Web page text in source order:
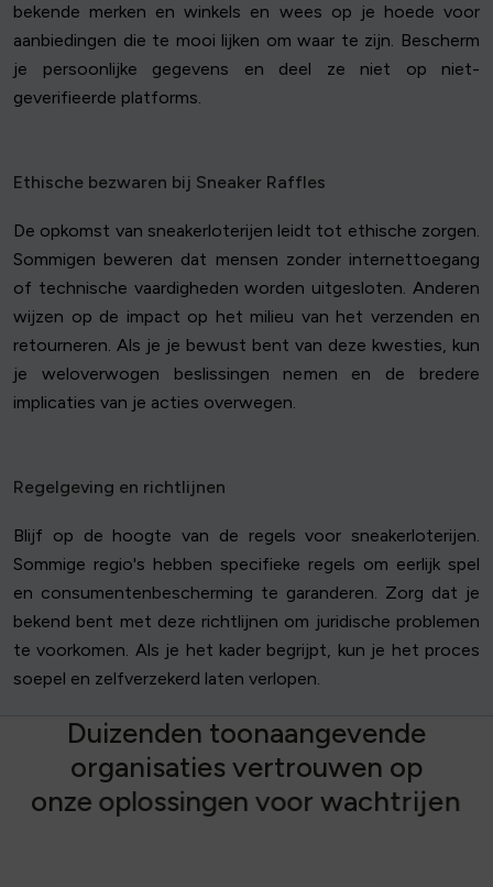
bekende merken en winkels en wees op je hoede voor
aanbiedingen die te mooi lijken om waar te zijn. Bescherm
je persoonlijke gegevens en deel ze niet op niet-
geverifieerde platforms.
Ethische bezwaren bij Sneaker Raffles
De opkomst van sneakerloterijen leidt tot ethische zorgen.
Sommigen beweren dat mensen zonder internettoegang
of technische vaardigheden worden uitgesloten. Anderen
wijzen op de impact op het milieu van het verzenden en
retourneren. Als je je bewust bent van deze kwesties, kun
je weloverwogen beslissingen nemen en de bredere
implicaties van je acties overwegen.
Regelgeving en richtlijnen
Blijf op de hoogte van de regels voor sneakerloterijen.
Sommige regio's hebben specifieke regels om eerlijk spel
en consumentenbescherming te garanderen. Zorg dat je
bekend bent met deze richtlijnen om juridische problemen
te voorkomen. Als je het kader begrijpt, kun je het proces
soepel en zelfverzekerd laten verlopen.
Duizenden toonaangevende
organisatiesvertrouwen op
onze oplossingen voor wachtrijen